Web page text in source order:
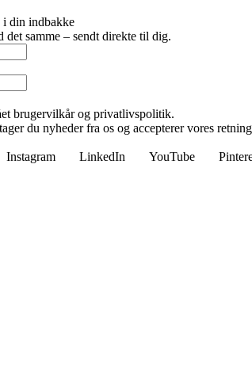
i din indbakke
det samme – sendt direkte til dig.
brugervilkår og privatlivspolitik.
du nyheder fra os og accepterer vores
Instagram LinkedIn YouTube